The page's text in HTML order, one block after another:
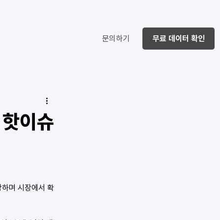
문의하기 무료 데이터 확인
이슈
며 시장에서 확